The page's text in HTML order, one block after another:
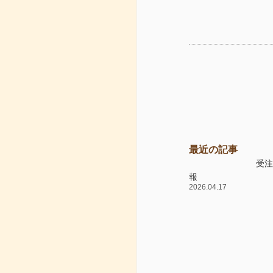
最近の記事
受
報
2026.04.17